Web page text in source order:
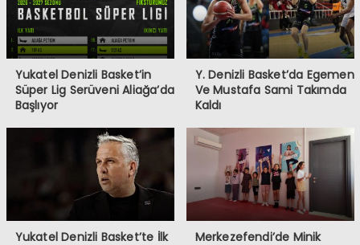
Yukatel Denizli Basket’in
Süper Lig Serüveni Aliağa’da
Başlıyor
Y. Denizli Basket’da Egemen
Ve Mustafa Sami Takımda
Kaldı
Yukatel Denizli Basket’te İlk
Merkezefendi’de Minik